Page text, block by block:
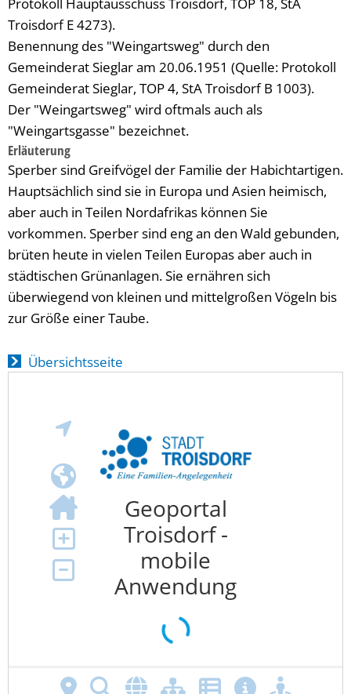
Troisdorf E 4273).
Benennung des "Weingartsweg" durch den
Gemeinderat Sieglar am 20.06.1951 (Quelle: Protokoll
Gemeinderat Sieglar, TOP 4, StA Troisdorf B 1003).
Der "Weingartsweg" wird oftmals auch als
"Weingartsgasse" bezeichnet.
Erläuterung
Sperber sind Greifvögel der Familie der Habichtartigen.
Hauptsächlich sind sie in Europa und Asien heimisch,
aber auch in Teilen Nordafrikas können Sie
vorkommen. Sperber sind eng an den Wald gebunden,
brüten heute in vielen Teilen Europas aber auch in
städtischen Grünanlagen. Sie ernähren sich
überwiegend von kleinen und mittelgroßen Vögeln bis
zur Größe einer Taube.
Übersichtsseite